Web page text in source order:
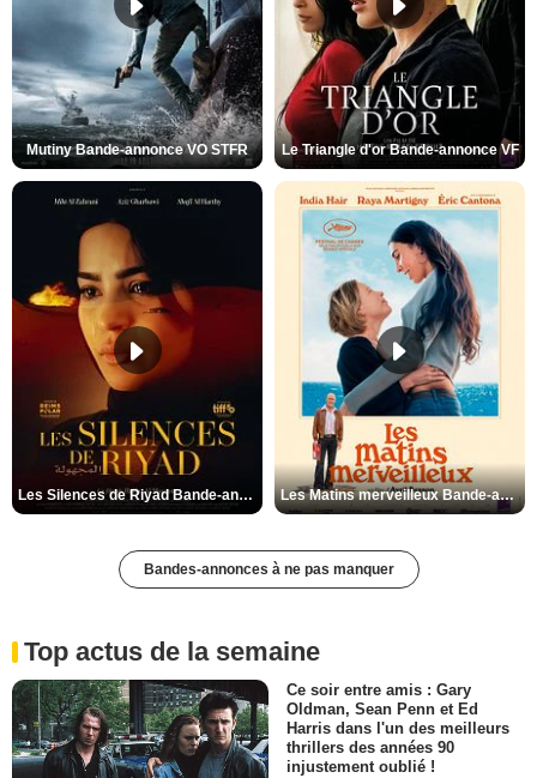
Mutiny Bande-annonce VO STFR Le Triangle d'or Bande-annonce VF
Les Silences de Riyad Bande-annonce VO STFR Les Matins merveilleux Bande-annonce VF
Bandes-annonces à ne pas manquer
Top actus de la semaine
Ce soir entre amis : Gary
Oldman, Sean Penn et Ed
Harris dans l'un des meilleurs
thrillers des années 90
injustement oublié !